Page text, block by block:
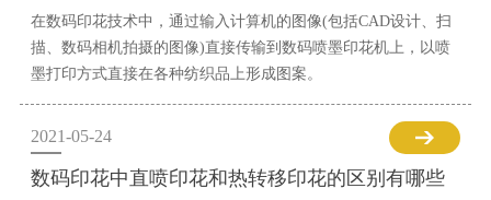
在数码印花技术中，通过输入计算机的图像(包括CAD设计、扫
描、数码相机拍摄的图像)直接传输到数码喷墨印花机上，以喷
墨打印方式直接在各种纺织品上形成图案。
2021-05-24
数码印花中直喷印花和热转移印花的区别有哪些